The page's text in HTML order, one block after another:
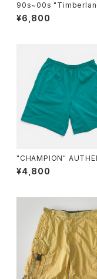
90s~00s
RATHAM ISSUE
ts ティンバーランド ストラサム
¥6,800
"CHAMPION"
ATHLETIC WEAR
ORTS チャンピオン オー
¥4,800